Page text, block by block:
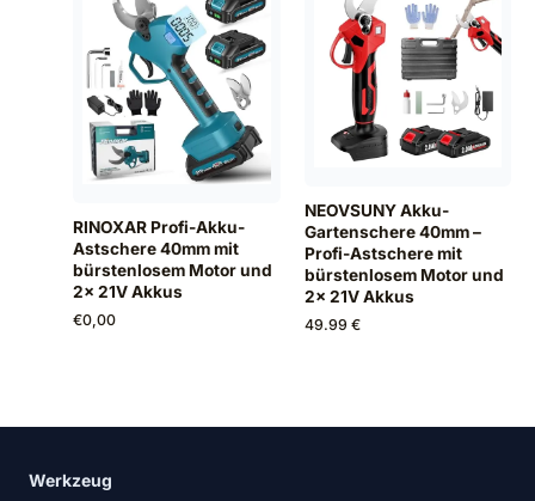
RINOXAR Profi-Akku-
Astschere 40mm mit
bürstenlosem Motor und
2x 21V Akkus
€0,00
NEOVSUNY Akku-
Gartenschere 40mm –
Profi-Astschere mit
bürstenlosem Motor und
2x 21V Akkus
49.99 €
Werkzeug